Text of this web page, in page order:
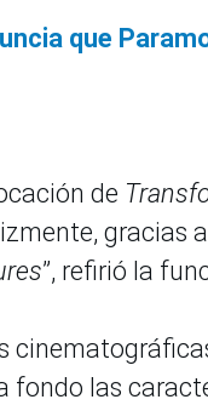
que
de
gracias
”, refirió la
fondo las